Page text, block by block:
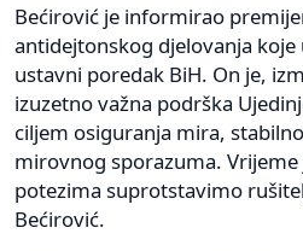
Bećirović je informirao
antidejtonskog djelovanja
ustavni poredak BiH. On je,
izuzetno važna podrška
ciljem osiguranja mira,
mirovnog sporazuma.
potezima suprotstavimo
Bećirović.